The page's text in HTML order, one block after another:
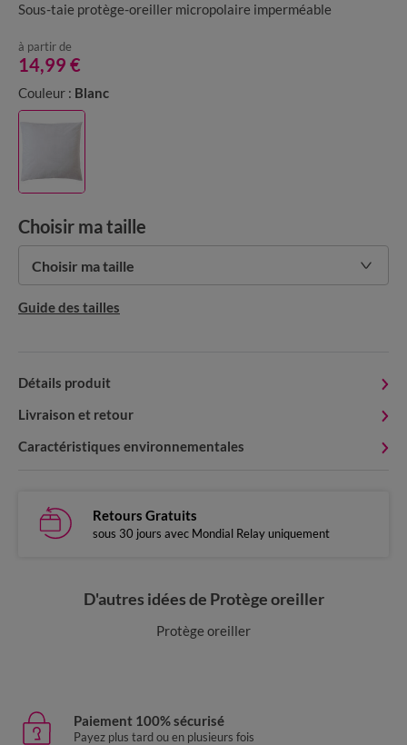
Sous-taie protège-oreiller micropolaire imperméable
à partir de
14,99 €
Couleur : Blanc
Choisir ma taille
Choisir ma taille
Guide des tailles
Détails produit
Livraison et retour
Caractéristiques environnementales
Retours Gratuits
sous 30 jours avec Mondial Relay uniquement
D'autres idées de Protège oreiller
Protège oreiller
Paiement 100% sécurisé
Payez plus tard ou en plusieurs fois